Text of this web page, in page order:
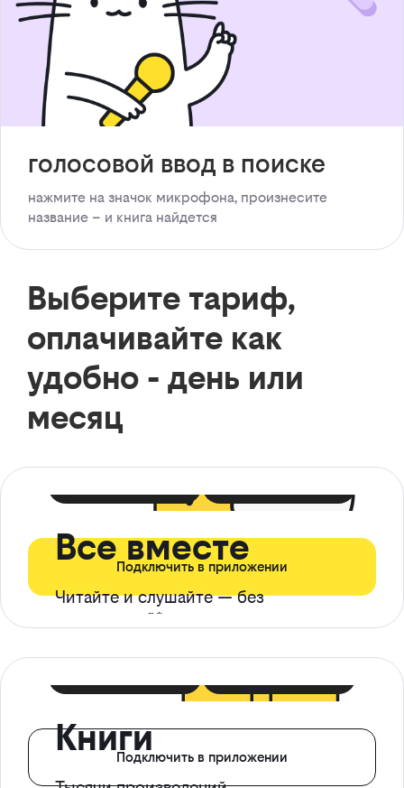
голосовой ввод в поиске
нажмите на значок микрофона, произнесите
название – и книга найдется
Выберите тариф,
оплачивайте как
удобно - день или
месяц
Все вместе
Читайте и слушайте — без
ограничений*
Подключить в приложении
КнигиПодключить в приложении